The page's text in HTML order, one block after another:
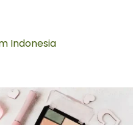
Indonesia